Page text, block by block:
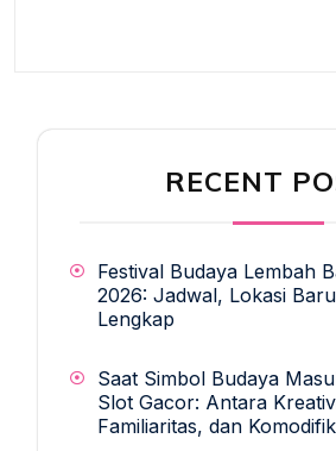
RECENT
Festival Budaya Lembah
2026: Jadwal, Lokasi
Lengkap
Saat Simbol Budaya
Slot Gacor: Antara
Familiaritas, dan